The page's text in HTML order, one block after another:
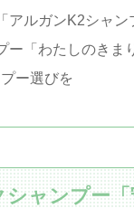
ルガンK2シャン
「わたしのきま
ー選びを
ャンプー「